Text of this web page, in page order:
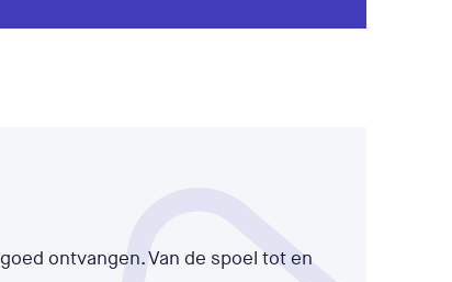
ontvangen. Van de spoel tot en